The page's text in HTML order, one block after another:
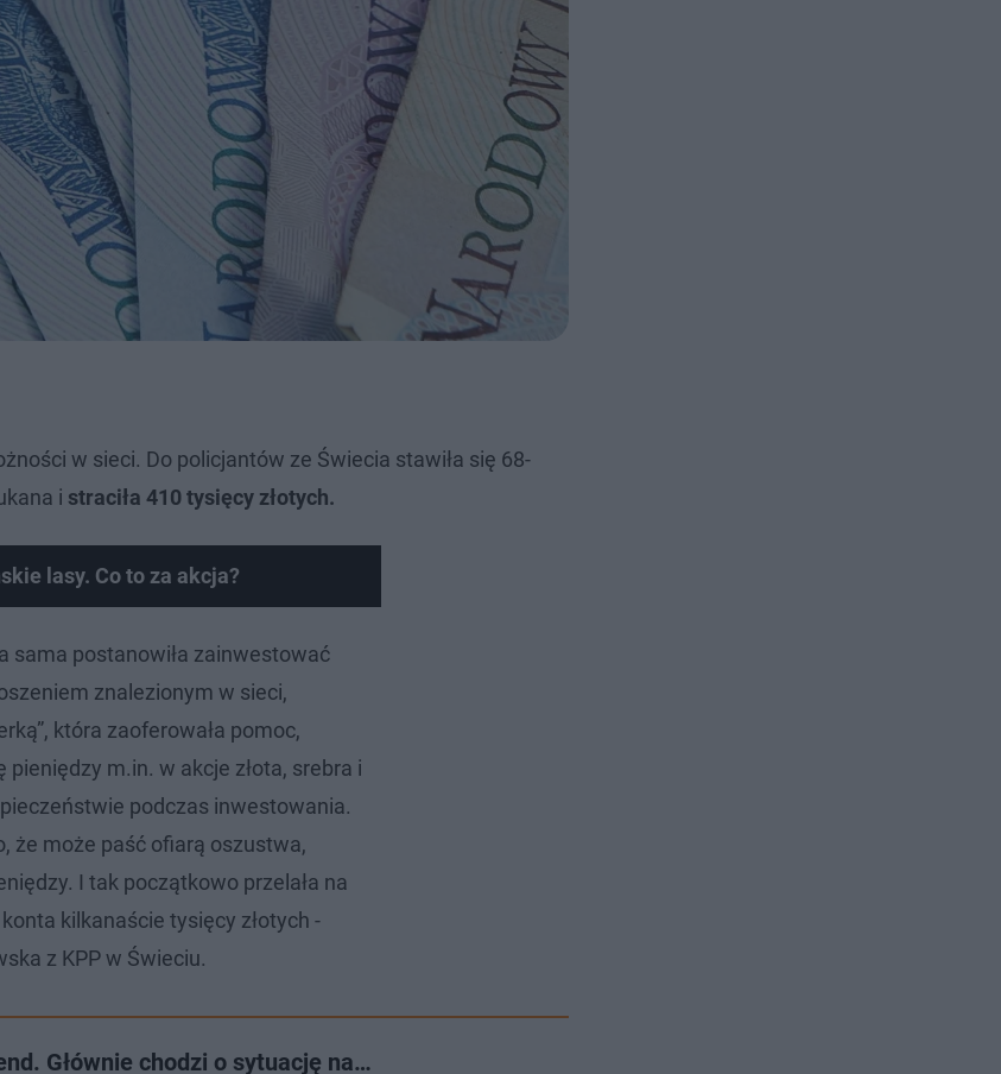
w sieci. Do policjantów ze Świecia stawiła się 68-
i straciła 410 tysięcy złotych.
lasy. Co to za akcja?
sama postanowiła zainwestować
znalezionym w sieci,
która zaoferowała pomoc,
pieniędzy m.in. w akcje złota, srebra i
podczas inwestowania.
że może paść ofiarą oszustwa,
I tak początkowo przelała na
kilkanaście tysięcy złotych -
z KPP w Świeciu.
Głównie chodzi o sytuację na…